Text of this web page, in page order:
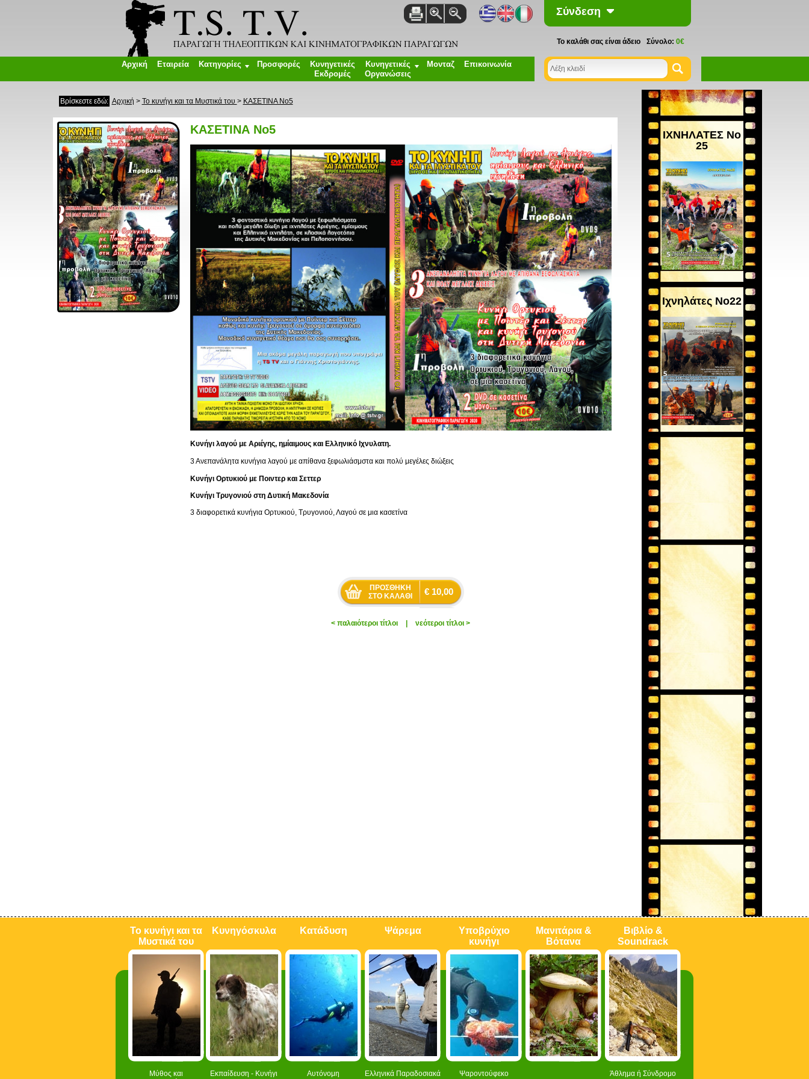
Σύνδεση
Το καλάθι σας είναι άδειο Σύνολο: 0€
Αρχική Εταιρεία Κατηγορίες Προσφορές
Κυνηγετικές
Εκδρομές
Κυνηγετικές
Οργανώσεις
Μονταζ Επικοινωνία
Βρίσκεστε εδώ: Αρχική > Το κυνήγι και τα Μυστικά του > ΚΑΣΕΤΙΝΑ Νο5
ΚΑΣΕΤΙΝΑ Νο5
Κυνήγι λαγού με Αριέγης, ημίαιμους και Ελληνικό Ιχνυλατη.
3 Ανεπανάλητα κυνήγια λαγού με απίθανα ξεφωλιάσμστα και πολύ μεγέλες διώξεις
Κυνήγι Ορτυκιού με Ποιντερ και Σεττερ
Κυνήγι Τρυγονιού στη Δυτική Μακεδονία
3 διαφορετικά κυνήγια Ορτυκιού, Τρυγονιού, Λαγού σε μια κασετίνα
€ 10,00
< παλαιότεροι τίτλοι νεότεροι τίτλοι >
ΙΧΝΗΛΑΤΕΣ Νο
25
Ιχνηλάτες Νο22
Το κυνήγι και τα
Μυστικά του
Μύθος και
Κυνηγόσκυλα
Εκπαίδευση - Κυνήγι
Κατάδυση
Αυτόνομη
Ψάρεμα
Ελληνικά Παραδοσιακά
Υποβρύχιο
κυνήγι
Ψαροντούφεκο
Μανιτάρια &
Βότανα
Βιβλίο &
Soundrack
Άθλημα ή Σύνδρομο